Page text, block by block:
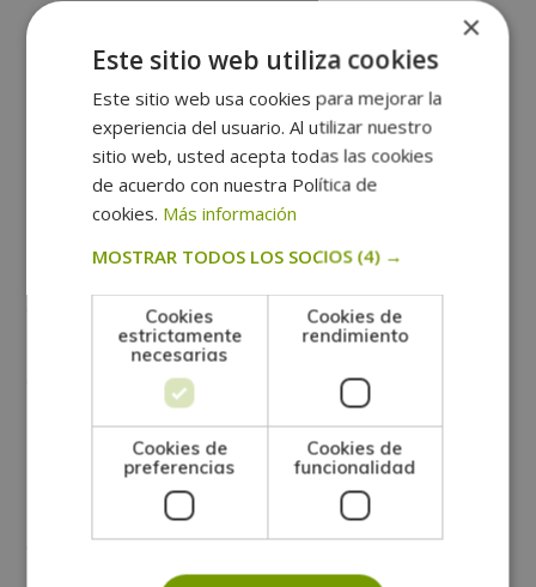
Mantener un equilibrio es crucial para lograr una
vida plena y saludable. Un desequilibrio en uno de los
dos aspectos puede provocar efectos negativos tanto
en la salud mental como en la física.
Un desequilibrio puede manifestarse de diversas
constante o problemas musculares. Cuando la mente
está sobrecargada por el estrés, los pensamientos
negativos o la falta de atención, el cuerpo puede
experimentar síntomas como dolores, tensión
muscular o trastornos digestivos.
Por el contrario, mantener un equilibrio entre la
mente y el cuerpotiene numerosos beneficios
×
Este sitio web utiliza cookies
Este sitio web usa cookies para mejorar la
experiencia del usuario. Al utilizar nuestro
sitio web, usted acepta todas las cookies
de acuerdo con nuestra Política de
cookies. Más información
MOSTRAR TODOS LOS SOCIOS (4) →
Cookies
estrictamente
necesarias
Cookies de
rendimiento
Cookies de
preferencias
Cookies de
funcionalidad